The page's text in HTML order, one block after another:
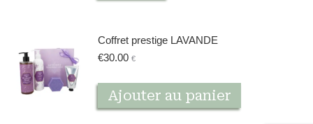
Coffret prestige LAVANDE
€30.00 €
Ajouter au panier